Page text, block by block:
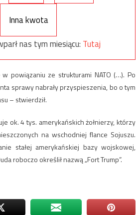
Inna kwota
nas tym miesiącu: Tutaj
powiązaniu ze strukturami NATO (…). Po
sprawy nabrały przyspieszenia, bo o tym
– stwierdził.
ok. 4 tys. amerykańskich żołnierzy, którzy
na wschodniej flance Sojuszu.
stałej amerykańskiej bazy wojskowej,
roboczo określił nazwą „Fort Trump”.